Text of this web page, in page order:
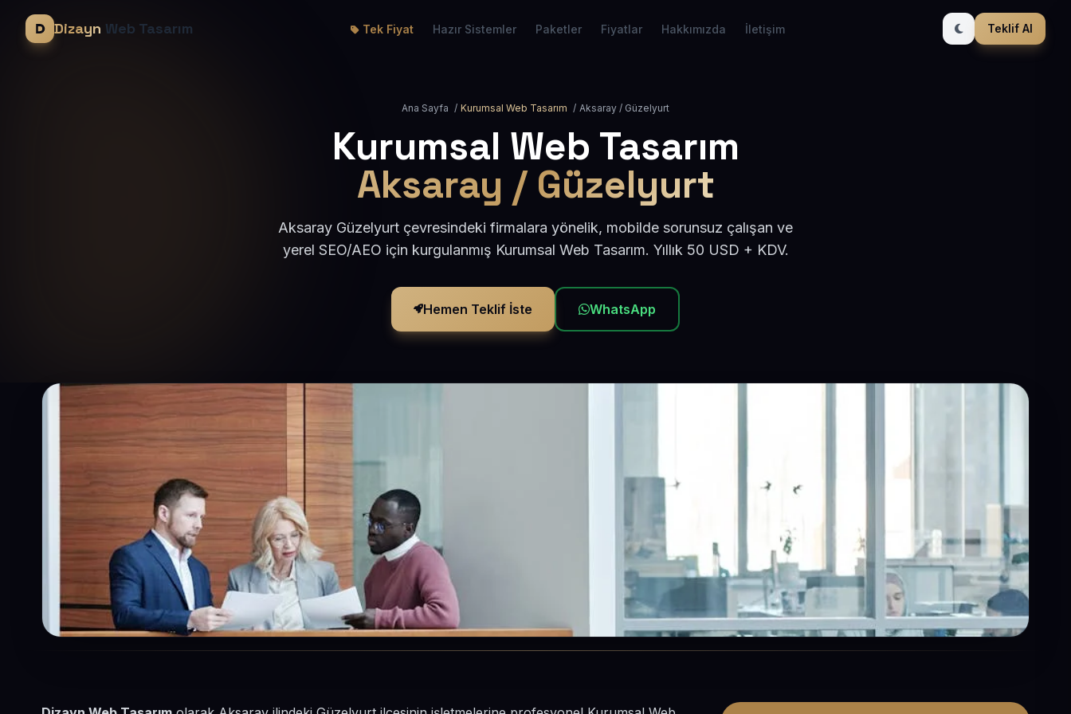
Dizayn Web Tasarım Tek Fiyat Hazır Sistemler Paketler Fiyatlar Hakkımızda İletişim Teklif Al
Ana Sayfa / Kurumsal Web Tasarım / Aksaray / Güzelyurt
Kurumsal Web Tasarım
Aksaray / Güzelyurt
Aksaray Güzelyurt çevresindeki firmalara yönelik, mobilde sorunsuz çalışan ve
yerel SEO/AEO için kurgulanmış Kurumsal Web Tasarım. Yıllık 50 USD + KDV.
Hemen Teklif İste WhatsApp